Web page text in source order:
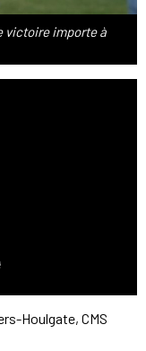
victoire importe à
Houlgate, CMS